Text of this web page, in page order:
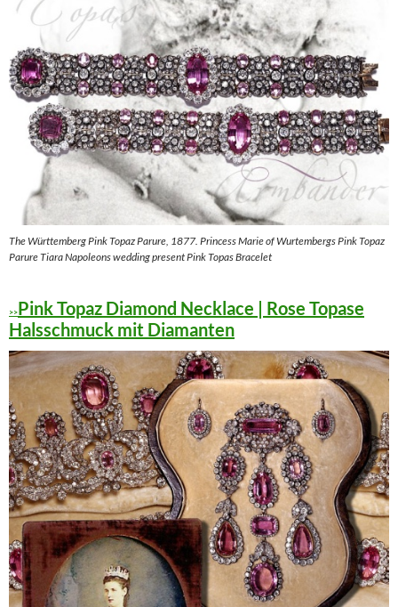
The Württemberg Pink Topaz Parure, 1877. Princess Marie of Wurtembergs Pink Topaz
Parure Tiara Napoleons wedding present Pink Topas Bracelet
>>Pink Topaz Diamond Necklace | Rose Topase
Halsschmuck mit Diamanten